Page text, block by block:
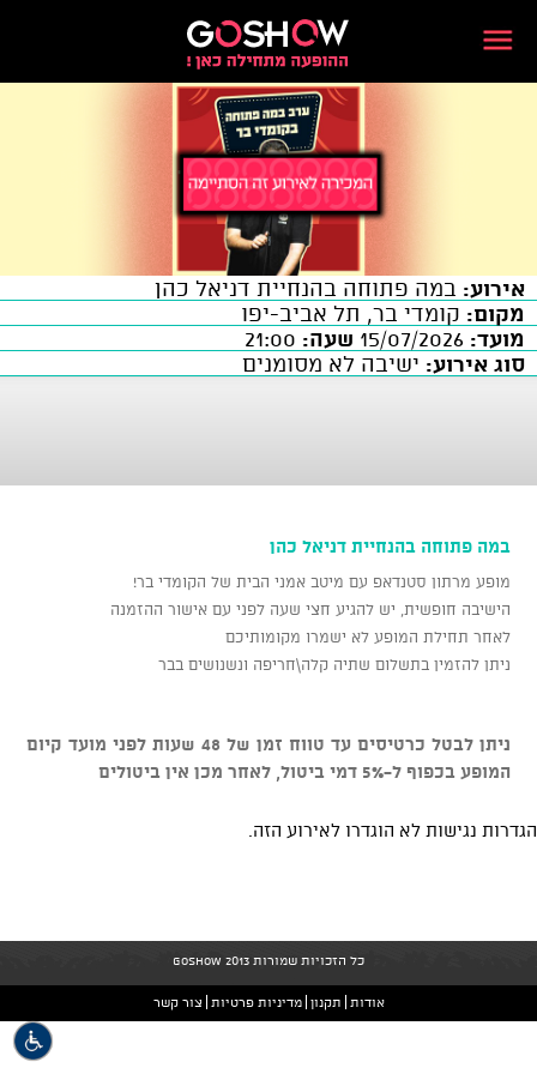
אירוע: במה פתוחה בהנחיית דניאל כהן
מקום: קומדי בר, תל אביב-יפו
מועד:
שעה:
סוג אירוע: ישיבה לא מסומנים
במה פתוחה בהנחיית דניאל כהן
מופע מרתון סטנדאפ עם מיטב אמני הבית של הקומדי בר!
הישיבה חופשית, יש להגיע חצי שעה לפני עם אישור ההזמנה
לאחר תחילת המופע לא ישמרו מקומותיכם
ניתן להזמין בתשלום שתיה קלה\חריפה ונשנושים בבר
ניתן לבטל כרטיסים עד טווח זמן של 48 שעות לפני מועד קיום
המופע בכפוף ל-5% דמי ביטול, לאחר מכן אין ביטולים
הגדרות נגישות לא הוגדרו לאירוע הזה.
כל הזכויות שמורות GoShow 2013
אודות תקנון מדיניות פרטיות צור קשר